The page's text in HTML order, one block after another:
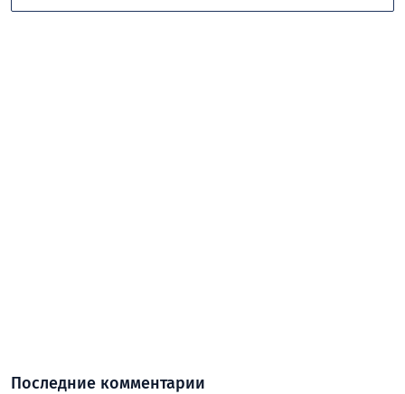
Последние комментарии